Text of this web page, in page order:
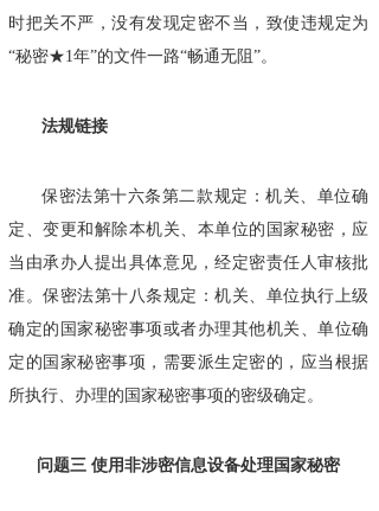
时把关不严，没有发现定密不当，致使违规定为
“秘密★1年”的文件一路“畅通无阻”。
法规链接
保密法第十六条第二款规定：机关、单位确
定、变更和解除本机关、本单位的国家秘密，应
当由承办人提出具体意见，经定密责任人审核批
准。保密法第十八条规定：机关、单位执行上级
确定的国家秘密事项或者办理其他机关、单位确
定的国家秘密事项，需要派生定密的，应当根据
所执行、办理的国家秘密事项的密级确定。
问题三 使用非涉密信息设备处理国家秘密